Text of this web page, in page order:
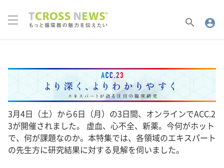
search account_circle
3月4日（土）から6日（月）の3日間、オンラインでACC.2
3が開催されました。 虚血、心不全、新薬。今何がホット
で、何が課題なのか。本特集では、各領域のエキスパート
の先生方に研究結果に対する見解を伺いました。